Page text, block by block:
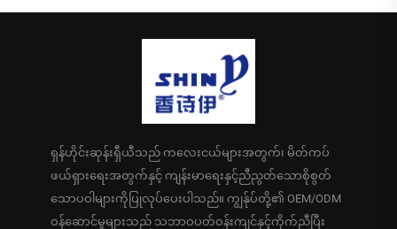
ရှန်ဟိုင်းဆုန်းရှီယီသည် ကလေးငယ်များအတွက်၊ မိတ်ကပ်
ဖယ်ရှားရေးအတွက်နှင့် ကျန်းမာရေးနှင့်ညီညွတ်သောစိုစွတ်
သောပဝါများကိုပြုလုပ်ပေးပါသည်။ ကျွန်ုပ်တို့၏ OEM/ODM
ဝန်ဆောင်မှုများသည် သဘာဝပတ်ဝန်းကျင်နှင့်ကိုက်ညီပြီး